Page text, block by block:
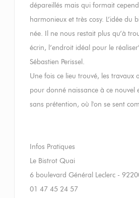
dépareillés mais qui formait
harmonieux et très cosy. L’idée du
née. Il ne nous restait plus qu’à
écrin, l’endroit idéal pour le
Sébastien Perissel.
Une fois ce lieu trouvé, les travaux
pour donné naissance à ce nouvel
sans prétention, où l'on se sent
Infos Pratiques
Le Bistrot Quai
6 boulevard Général Leclerc -
01 47 45 24 57